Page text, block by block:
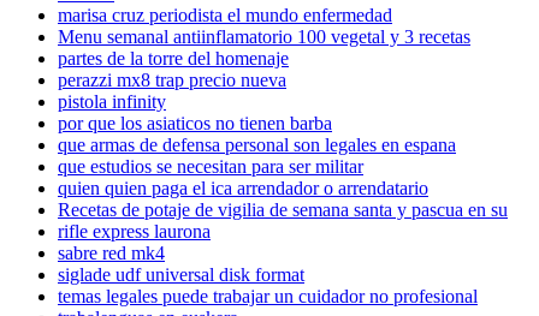
marisa cruz periodista el mundo enfermedad
Menu semanal antiinflamatorio 100 vegetal y 3 recetas
partes de la torre del homenaje
perazzi mx8 trap precio nueva
pistola infinity
por que los asiaticos no tienen barba
que armas de defensa personal son legales en espana
que estudios se necesitan para ser militar
quien quien paga el ica arrendador o arrendatario
Recetas de potaje de vigilia de semana santa y pascua en su
rifle express laurona
sabre red mk4
siglade udf universal disk format
temas legales puede trabajar un cuidador no profesional